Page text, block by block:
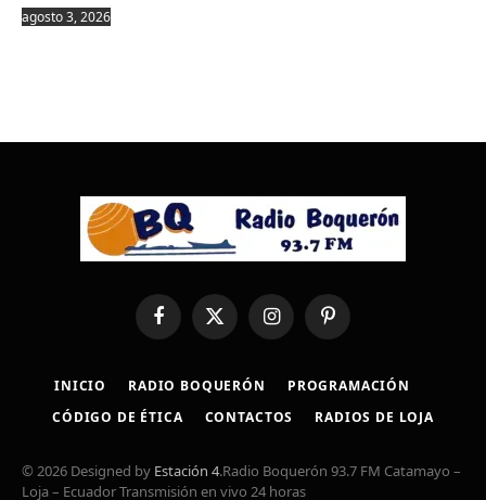
agosto 3, 2026
FacebookX
(Twitter)
InstagramPinterest
INICIO RADIO BOQUERÓN
PROGRAMACIÓN
CÓDIGO DE ÉTICA
CONTACTOS RADIOS DE LOJA
© 2026 Designed by Estación 4.Radio Boquerón 93.7 FM Catamayo –
Loja – Ecuador Transmisión en vivo 24 horas